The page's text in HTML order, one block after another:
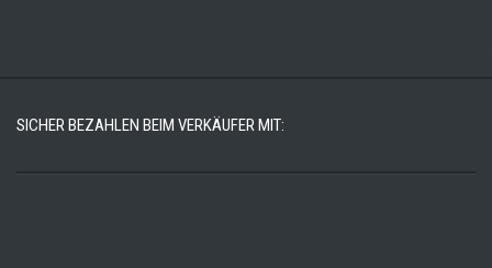
SICHER BEZAHLEN BEIM VERKÄUFER MIT: